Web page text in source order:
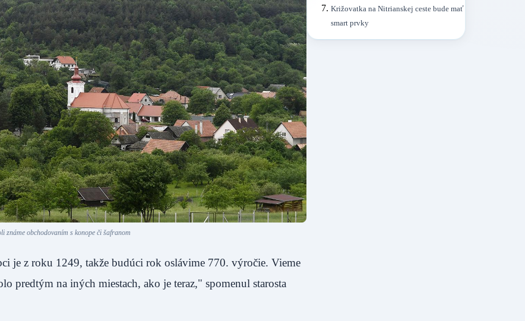
známe obchodovaním s konope či šafranom
je z roku 1249, takže budúci rok oslávime 770. výročie. Vieme
predtým na iných miestach, ako je teraz," spomenul starosta
Križovatka na Nitrianskej ceste bude mať
smart prvky